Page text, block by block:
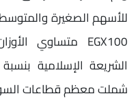
شملت معظم قطاعات